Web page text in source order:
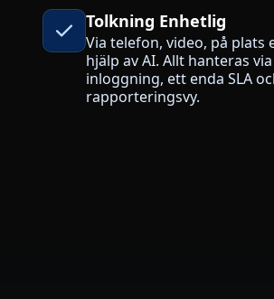
Alla branscher
Tolkning Enhetlig
Via telefon, video, på plats
hjälp av AI. Allt hanteras
inloggning, ett enda SLA
rapporteringsvy.